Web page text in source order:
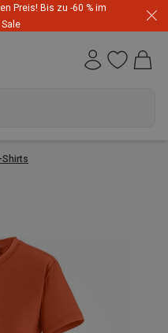
Preis! Bis zu -60 % im
Shirts